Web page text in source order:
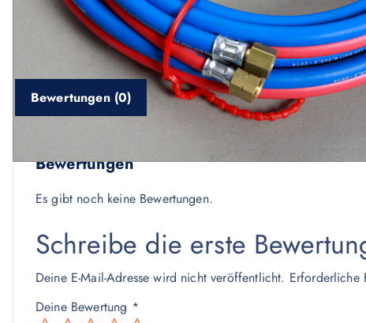
Bewertungen (0)
Bewertungen
Es gibt noch keine Bewertungen.
Schreibe die erste
Deine E-Mail-Adresse wird nicht veröffentlicht. Erforderliche
Deine Bewertung *